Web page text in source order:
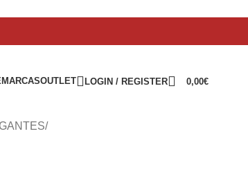
MARCASOUTLET LOGIN / REGISTER 0,00€
/